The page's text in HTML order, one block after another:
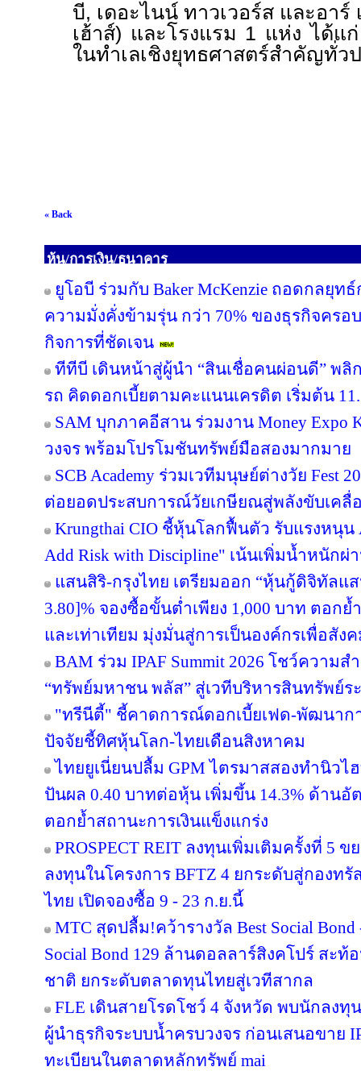
บี, เดอะไนน์ ทาวเวอร์ส และอาร์
เฮ้าส์) และโรงแรม 1 แห่ง ได้
ในทำเลเชิงยุทธศาสตร์สำคัญทั่ว
« Back
หุ้น/การเงิน/ธนาคาร
ยูโอบี ร่วมกับ Baker McKenzie ถอดกลยุท
ความมั่งคั่งข้ามรุ่น กว่า 70% ของธุรกิจคร
กิจการที่ชัดเจน
ทีทีบี เดินหน้าสู่ผู้นำ “สินเชื่อคนผ่อนดี” พลิ
รถ คิดดอกเบี้ยตามคะแนนเครดิต เริ่มต้น
SAM บุกภาคอีสาน ร่วมงาน Money Expo
วงจร พร้อมโปรโมชันทรัพย์มือสองมากมาย
SCB Academy ร่วมเวทีมนุษย์ต่างวัย Fest
ต่อยอดประสบการณ์วัยเกษียณสู่พลังขับเคลื่
Krungthai CIO ชี้หุ้นโลกฟื้นตัว รับแรงหนุน
Add Risk with Discipline" เน้นเพิ่มน้ำหนักผ่
แสนสิริ-กรุงไทย เตรียมออก “หุ้นกู้ดิจิทัลแ
3.80]% จองซื้อขั้นต่ำเพียง 1,000 บาท ตอก
และเท่าเทียม มุ่งมั่นสู่การเป็นองค์กรเพื่อสัง
BAM ร่วม IPAF Summit 2026 โชว์ความส
“ทรัพย์มหาชน พลัส” สู่เวทีบริหารสินทรัพย์ร
"ทรีนีตี้" ชี้คาดการณ์ดอกเบี้ยเฟด-พัฒนาก
ปัจจัยชี้ทิศหุ้นโลก-ไทยเดือนสิงหาคม
ไทยยูเนี่ยนปลื้ม GPM ไตรมาสสองทำนิวไ
ปันผล 0.40 บาทต่อหุ้น เพิ่มขึ้น 14.3% ด้านอั
ตอกย้ำสถานะการเงินแข็งแกร่ง
PROSPECT REIT ลงทุนเพิ่มเติมครั้งที่ 5
ลงทุนในโครงการ BFTZ 4 ยกระดับสู่กองท
ไทย เปิดจองซื้อ 9 - 23 ก.ย.นี้
MTC สุดปลื้ม!คว้ารางวัล Best Social
Social Bond 129 ล้านดอลลาร์สิงคโปร์ สะ
ชาติ ยกระดับตลาดทุนไทยสู่เวทีสากล
FLE เดินสายโรดโชว์ 4 จังหวัด พบนักลง
ผู้นำธุรกิจระบบน้ำครบวงจร ก่อนเสนอขาย
ทะเบียนในตลาดหลักทรัพย์ mai